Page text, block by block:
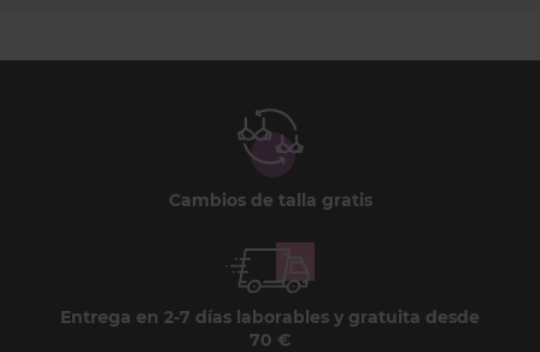
Cambios de talla gratis
Entrega en 2-7 días laborables y gratuita desde
70 €